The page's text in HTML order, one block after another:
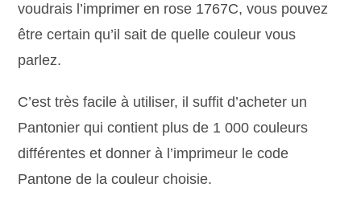
voudrais l’imprimer en rose 1767C, vous pouvez
être certain qu’il sait de quelle couleur vous
parlez.
C’est très facile à utiliser, il suffit d’acheter un
Pantonier qui contient plus de 1 000 couleurs
différentes et donner à l’imprimeur le code
Pantone de la couleur choisie.